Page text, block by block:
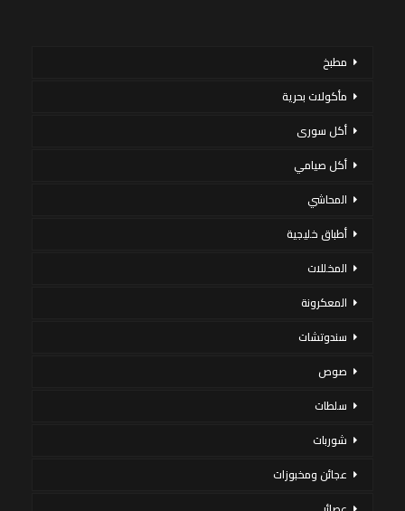
مطبخ
مأكولات بحرية
أكل سورى
أكل صيامي
المحاشي
أطباق خليجية
المخللات
المعكرونة
سندوتشات
صوص
سلطات
شوربات
عجائن ومخبوزات